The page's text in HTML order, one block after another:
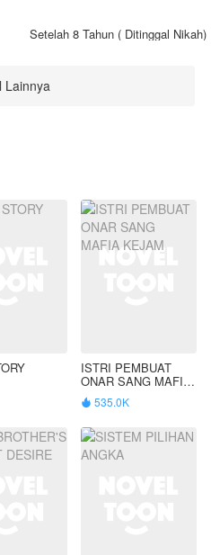
Setelah 8 Tahun ( Ditinggal Nikah)
Lainnya
ISTRI PEMBUAT
ONAR SANG MAFIA
KEJAM
 535.0K